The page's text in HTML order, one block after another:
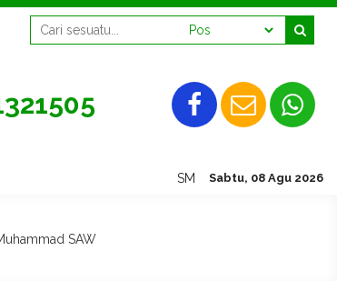
Sabtu, 08 Agu 2026
SMAN 2 Mojokerto, Tetap
SAW